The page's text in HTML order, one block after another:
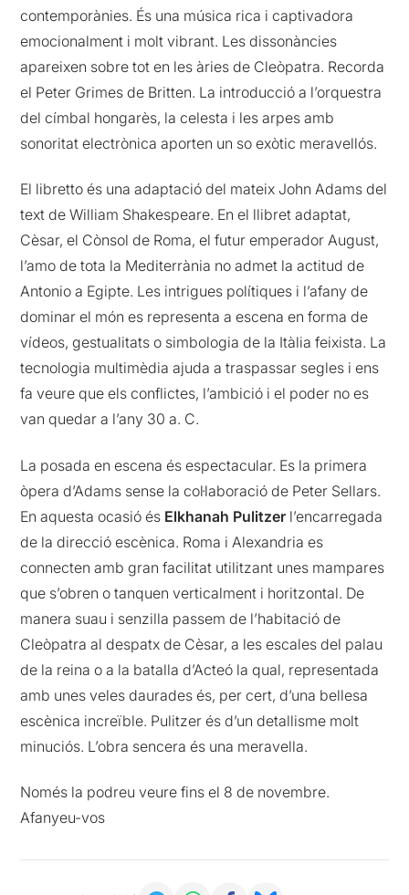
contemporànies. És una música rica i captivadora
emocionalment i molt vibrant. Les dissonàncies
apareixen sobre tot en les àries de Cleòpatra. Recorda
el Peter Grimes de Britten. La introducció a l’orquestra
del címbal hongarès, la celesta i les arpes amb
sonoritat electrònica aporten un so exòtic meravellós.
El libretto és una adaptació del mateix John Adams del
text de William Shakespeare. En el llibret adaptat,
Cèsar, el Cònsol de Roma, el futur emperador August,
l’amo de tota la Mediterrània no admet la actitud de
Antonio a Egipte. Les intrigues polítiques i l’afany de
dominar el món es representa a escena en forma de
vídeos, gestualitats o simbologia de la Itàlia feixista. La
tecnologia multimèdia ajuda a traspassar segles i ens
fa veure que els conflictes, l’ambició i el poder no es
van quedar a l’any 30 a. C.
La posada en escena és espectacular. Es la primera
òpera d’Adams sense la col·laboració de Peter Sellars.
En aquesta ocasió és Elkhanah Pulitzer l’encarregada
de la direcció escènica. Roma i Alexandria es
connecten amb gran facilitat utilitzant unes mampares
que s’obren o tanquen verticalment i horitzontal. De
manera suau i senzilla passem de l’habitació de
Cleòpatra al despatx de Cèsar, a les escales del palau
de la reina o a la batalla d’Acteó la qual, representada
amb unes veles daurades és, per cert, d’una bellesa
escènica increïble. Pulitzer és d’un detallisme molt
minuciós. L’obra sencera és una meravella.
Només la podreu veure fins el 8 de novembre.
Afanyeu-vos